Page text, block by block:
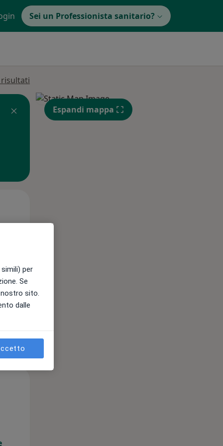
Sei un Professionista sanitario?
Espandi mappa
per
Se
sito.
dalle